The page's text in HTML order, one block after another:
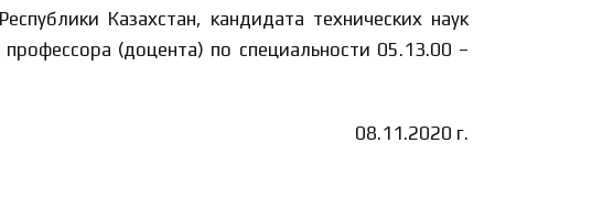
Казахстан, кандидата технических наук
(доцента) по специальности 05.13.00 –
08.11.2020 г.